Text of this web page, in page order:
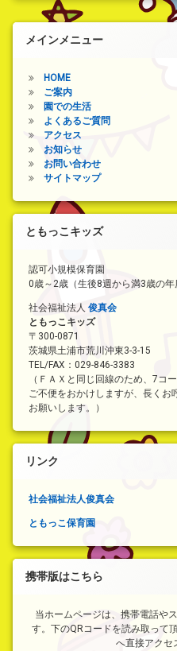
メインメニュー
HOME
ご案内
園での生活
よくあるご質問
アクセス
お知らせ
お問い合わせ
サイトマップ
ともっこキッズ
認可小規模保育園
0歳～2歳（生後8週から満3歳の年
社会福祉法人 俊真会
ともっこキッズ
〒300-0871
茨城県土浦市荒川沖東3-3-15
TEL/FAX：029-846-3383
（ＦＡＸと同じ回線のため、7コ
ご不便をおかけしますが、長くお
お願いします。）
リンク
社会福祉法人俊真会
ともっこ保育園
携帯版はこちら
当ホームページは、携帯電話や
す。下のQRコードを読み取っ
へ直接アクセ